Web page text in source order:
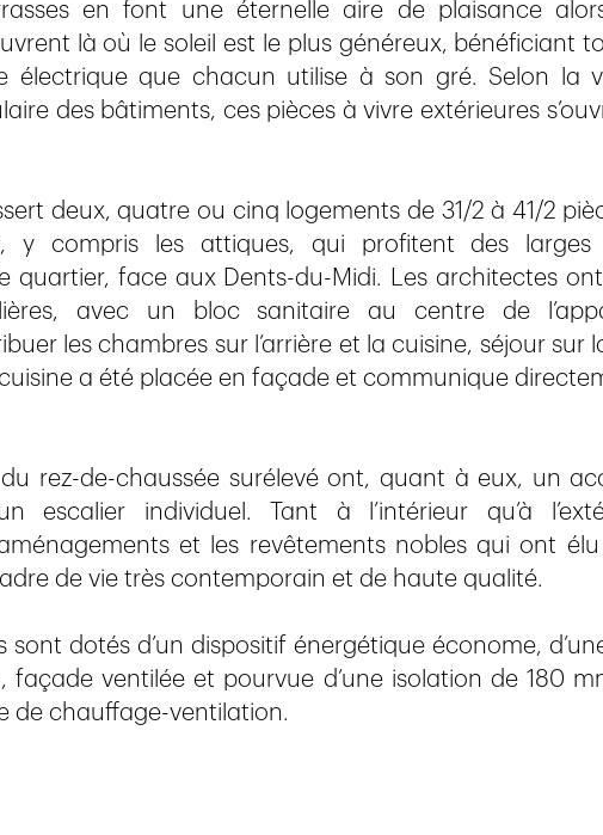
en font une éternelle aire de plaisance
là où le soleil est le plus généreux, bénéficiant
électrique que chacun utilise à son gré. Selon la
des bâtiments, ces pièces à vivre extérieures
deux, quatre ou cinq logements de 31/2 à 41/2
compris les attiques, qui profitent des larges
quartier, face aux Dents-du-Midi. Les architectes
avec un bloc sanitaire au centre de
les chambres sur l’arrière et la cuisine, séjour sur
a été placée en façade et communique
rez-de-chaussée surélevé ont, quant à eux, un
escalier individuel. Tant à l’intérieur qu’à
et les revêtements nobles qui ont élu
de vie très contemporain et de haute qualité.
sont dotés d’un dispositif énergétique économe,
façade ventilée et pourvue d’une isolation de 180
de chauffage-ventilation.